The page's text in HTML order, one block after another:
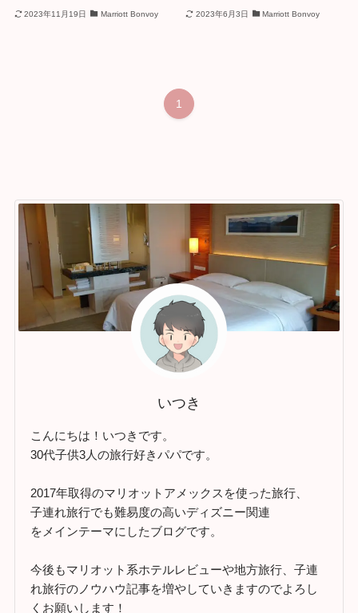
2023年11月19日 Marriott Bonvoy 2023年6月3日 Marriott Bonvoy
1
いつき
こんにちは！いつきです。
30代子供3人の旅行好きパパです。
2017年取得のマリオットアメックスを使った旅行、
子連れ旅行でも難易度の高いディズニー関連
をメインテーマにしたブログです。
今後もマリオット系ホテルレビューや地方旅行、子連
れ旅行のノウハウ記事を増やしていきますのでよろし
くお願いします！